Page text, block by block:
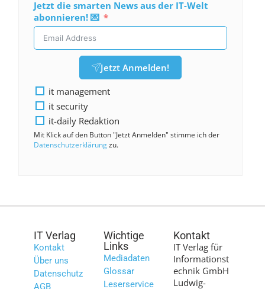
Jetzt die smarten News aus der IT-Welt
abonnieren! 💌
Jetzt Anmelden!
it management
it security
it-daily Redaktion
Mit Klick auf den Button "Jetzt Anmelden" stimme ich der
Datenschutzerklärungzu.
IT Verlag
Kontakt
Über uns
Datenschutz
AGB
Wichtige
Links
Mediadaten
Glossar
Leserservice
Kontakt
IT Verlag für
Informationst
echnik GmbH
Ludwig-